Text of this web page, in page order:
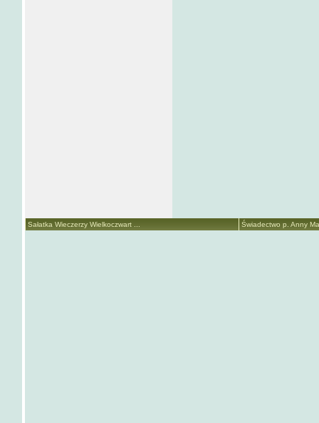
Sałatka Wieczerzy Wielkoczwart ... Świadectwo p. Anny